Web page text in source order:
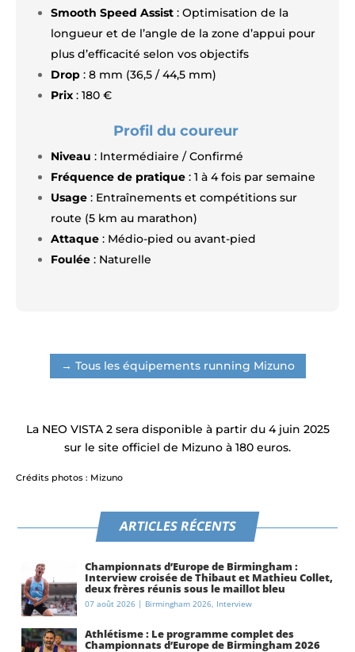
Smooth Speed Assist : Optimisation de la
longueur et de l’angle de la zone d’appui pour
plus d’efficacité selon vos objectifs
Drop : 8 mm (36,5 / 44,5 mm)
Prix : 180 €
Profil du coureur
Niveau : Intermédiaire / Confirmé
Fréquence de pratique : 1 à 4 fois par semaine
Usage : Entraînements et compétitions sur
route (5 km au marathon)
Attaque : Médio-pied ou avant-pied
Foulée : Naturelle
→ Tous les équipements running Mizuno
La NEO VISTA 2 sera disponible à partir du 4 juin 2025
sur le site officiel de Mizuno à 180 euros.
Crédits photos : Mizuno
ARTICLES RÉCENTS
Championnats d’Europe de Birmingham :
Interview croisée de Thibaut et Mathieu Collet,
deux frères réunis sous le maillot bleu
07 août 2026 | Birmingham 2026, Interview
Athlétisme : Le programme complet des
Championnats d’Europe de Birmingham 2026